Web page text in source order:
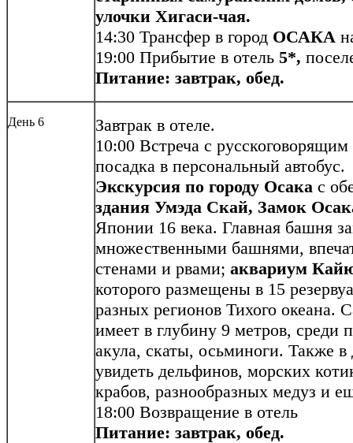
улочки Хигаси-чая.
14:30 Трансфер в город ОСАКА
19:00 Прибытие в отель 5*,
Питание: завтрак, обед.
День 6
Завтрак в отеле.
10:00 Встреча с
посадка в персональный автобус.
Экскурсия по городу Осака с
здания Умэда Скай, Замок
Японии 16 века. Главная башня
множественными башнями,
стенами и рвами; аквариум
которого размещены в 15
разных регионов Тихого
имеет в глубину 9 метров, среди
акула, скаты, осьминоги. Также
увидеть дельфинов, морских
крабов, разнообразных медуз и
18:00 Возвращение в отель
Питание: завтрак, обед.